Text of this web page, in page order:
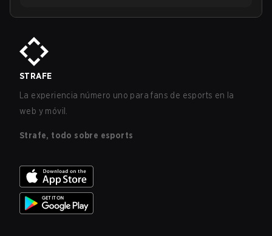
STRAFE
La experiencia número uno para fans de esports en la
web y móvil.
Strafe, todo sobre esports